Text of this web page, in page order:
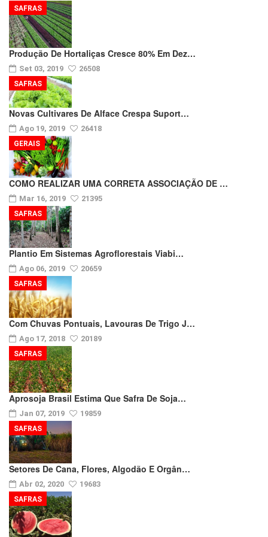
Produção De Hortaliças Cresce 80% Em Dez…
Set 03, 2019 26508
SAFRAS
Novas Cultivares De Alface Crespa Suport…
Ago 19, 2019 26418
SAFRAS
COMO REALIZAR UMA CORRETA ASSOCIAÇÃO DE …
Mar 16, 2019 21395
GERAIS
Plantio Em Sistemas Agroflorestais Viabi…
Ago 06, 2019 20659
SAFRAS
Com Chuvas Pontuais, Lavouras De Trigo J…
Ago 17, 2018 20189
SAFRAS
Aprosoja Brasil Estima Que Safra De Soja…
Jan 07, 2019 19859
SAFRAS
Setores De Cana, Flores, Algodão E Orgân…
Abr 02, 2020 19683
SAFRAS
SAFRAS